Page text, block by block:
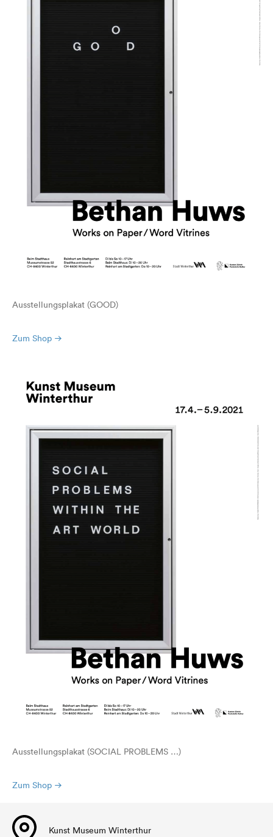
Ausstellungsplakat (GOOD)
Zum Shop
Ausstellungsplakat (SOCIAL PROBLEMS …)
Zum Shop
Kunst Museum Winterthur